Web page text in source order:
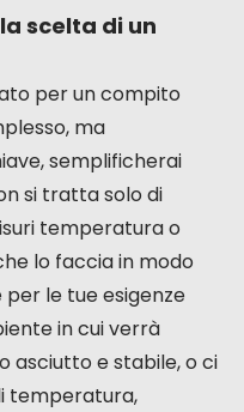
scelta di un
per un compito
ma
semplificherai
si tratta solo di
temperatura o
lo faccia in modo
le tue esigenze
in cui verrà
asciutto e stabile, o ci
temperatura,